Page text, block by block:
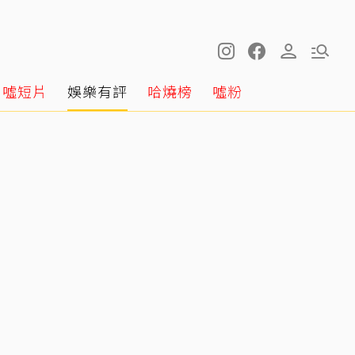
噓短片 娛樂有評 哈燒榜 噓粉